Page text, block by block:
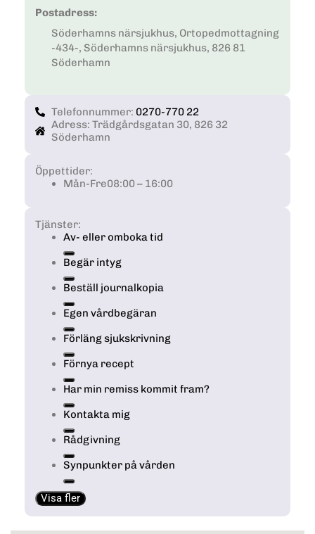
Postadress:
Söderhamns närsjukhus, Ortopedmottagning
-434-, Söderhamns närsjukhus, 826 81
Söderhamn
Telefonnummer: 0270-770 22
Adress: Trädgårdsgatan 30, 826 32
Söderhamn
Öppettider:
Mån-Fre08:00 – 16:00
Tjänster:
Av- eller omboka tid
Begär intyg
Beställ journalkopia
Egen vårdbegäran
Förläng sjukskrivning
Förnya recept
Har min remiss kommit fram?
Kontakta mig
Rådgivning
Synpunkter på vården
Visa fler